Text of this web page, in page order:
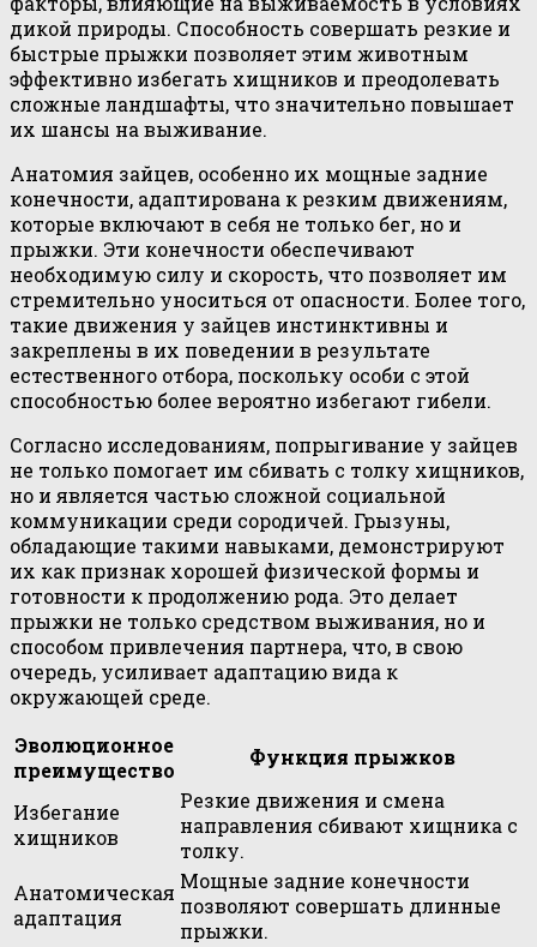
дикой природы. Способность совершать резкие и
быстрые прыжки позволяет этим животным
эффективно избегать хищников и преодолевать
сложные ландшафты, что значительно повышает
их шансы на выживание.
Анатомия зайцев, особенно их мощные задние
конечности, адаптирована к резким движениям,
которые включают в себя не только бег, но и
прыжки. Эти конечности обеспечивают
необходимую силу и скорость, что позволяет им
стремительно уноситься от опасности. Более того,
такие движения у зайцев инстинктивны и
закреплены в их поведении в результате
естественного отбора, поскольку особи с этой
способностью более вероятно избегают гибели.
Согласно исследованиям, попрыгивание у зайцев
не только помогает им сбивать с толку хищников,
но и является частью сложной социальной
коммуникации среди сородичей. Грызуны,
обладающие такими навыками, демонстрируют
их как признак хорошей физической формы и
готовности к продолжению рода. Это делает
прыжки не только средством выживания, но и
способом привлечения партнера, что, в свою
очередь, усиливает адаптацию вида к
окружающей среде.
Эволюционное
преимущество
Функция прыжков
Избегание
хищников
Резкие движения и смена
направления сбивают хищника с
толку.
Анатомическая
адаптация
Мощные задние конечности
позволяют совершать длинные
прыжки.